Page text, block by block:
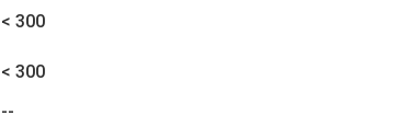
< 300
< 300
--